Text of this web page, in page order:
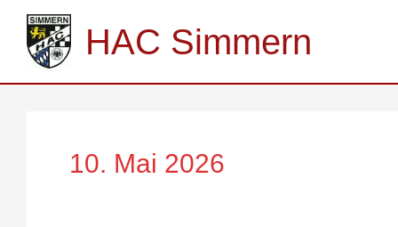
Inhalt
springen
HAC Simmern
10. Mai 2026